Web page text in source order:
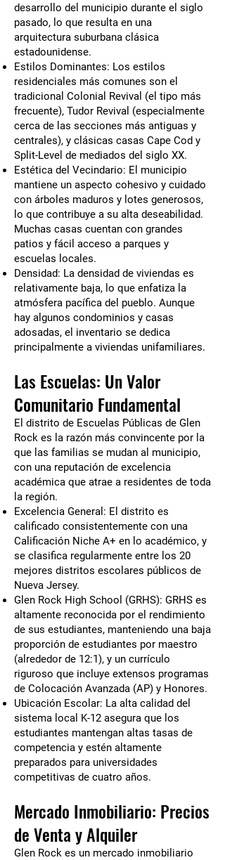
desarrollo del municipio durante el siglo
pasado, lo que resulta en una
arquitectura suburbana clásica
estadounidense.
Estilos Dominantes: Los estilos
residenciales más comunes son el
tradicional Colonial Revival (el tipo más
frecuente), Tudor Revival (especialmente
cerca de las secciones más antiguas y
centrales), y clásicas casas Cape Cod y
Split-Level de mediados del siglo XX.
Estética del Vecindario: El municipio
mantiene un aspecto cohesivo y cuidado
con árboles maduros y lotes generosos,
lo que contribuye a su alta deseabilidad.
Muchas casas cuentan con grandes
patios y fácil acceso a parques y
escuelas locales.
Densidad: La densidad de viviendas es
relativamente baja, lo que enfatiza la
atmósfera pacífica del pueblo. Aunque
hay algunos condominios y casas
adosadas, el inventario se dedica
principalmente a viviendas unifamiliares.
Las Escuelas: Un Valor
Comunitario Fundamental
El distrito de Escuelas Públicas de Glen
Rock es la razón más convincente por la
que las familias se mudan al municipio,
con una reputación de excelencia
académica que atrae a residentes de toda
la región.
Excelencia General: El distrito es
calificado consistentemente con una
Calificación Niche A+ en lo académico, y
se clasifica regularmente entre los 20
mejores distritos escolares públicos de
Nueva Jersey.
Glen Rock High School (GRHS): GRHS es
altamente reconocida por el rendimiento
de sus estudiantes, manteniendo una baja
proporción de estudiantes por maestro
(alrededor de 12:1), y un currículo
riguroso que incluye extensos programas
de Colocación Avanzada (AP) y Honores.
Ubicación Escolar: La alta calidad del
sistema local K-12 asegura que los
estudiantes mantengan altas tasas de
competencia y estén altamente
preparados para universidades
competitivas de cuatro años.
Mercado Inmobiliario: Precios
de Venta y Alquiler
Glen Rock es un mercado inmobiliario